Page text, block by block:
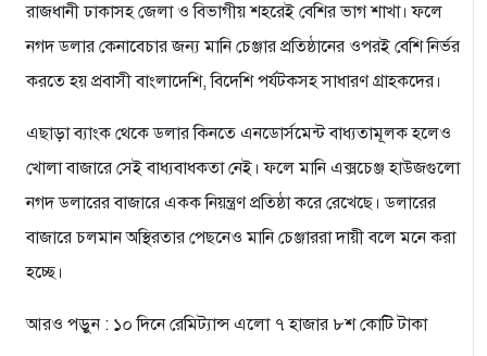
রাজধানী ঢাকাসহ জেলা ও বিভাগীয় শহরেই বেশির ভাগ শাখা। ফলে
নগদ ডলার কেনাবেচার জন্য মানি চেঞ্জার প্রতিষ্ঠানের ওপরই বেশি নির্ভর
করতে হয় প্রবাসী বাংলাদেশি, বিদেশি পর্যটকসহ সাধারণ গ্রাহকদের।
এছাড়া ব্যাংক থেকে ডলার কিনতে এনডোর্সমেন্ট বাধ্যতামূলক হলেও
খোলা বাজারে সেই বাধ্যবাধকতা নেই। ফলে মানি এক্সচেঞ্জ হাউজগুলো
নগদ ডলারের বাজারে একক নিয়ন্ত্রণ প্রতিষ্ঠা করে রেখেছে। ডলারের
বাজারে চলমান অস্থিরতার পেছনেও মানি চেঞ্জাররা দায়ী বলে মনে করা
হচ্ছে।
আরও পড়ুন : ১০ দিনে রেমিট্যান্স এলো ৭ হাজার ৮শ কোটি টাকা